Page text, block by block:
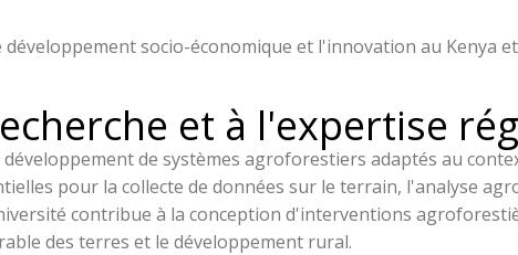
socio-économique et l'innovation au Kenya
et à l'expertise
de systèmes agroforestiers adaptés au
pour la collecte de données sur le terrain, l'analyse
contribue à la conception d'interventions
des terres et le développement rural.